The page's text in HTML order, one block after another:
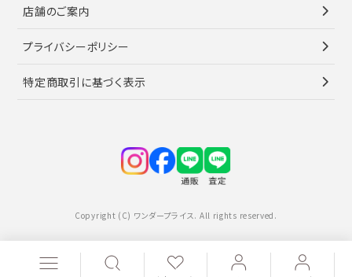
店舗のご案内
プライバシーポリシー
特定商取引に基づく表示
Copyright (C) ワンダープライス. All rights reserved.